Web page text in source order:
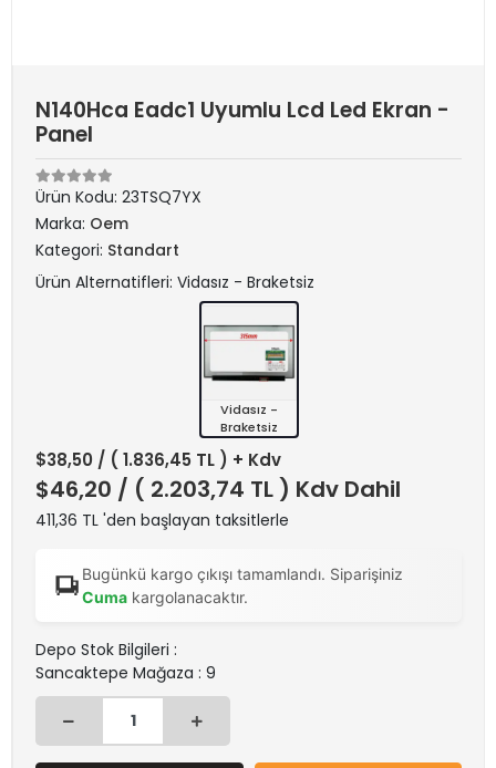
N140Hca Eadc1 Uyumlu Lcd Led Ekran -
Panel
Ürün Kodu: 23TSQ7YX
Marka: Oem
Kategori: Standart
Ürün Alternatifleri: Vidasız - Braketsiz
Vidasız -
Braketsiz
$38,50 / ( 1.836,45 TL ) + Kdv
$46,20 / ( 2.203,74 TL ) Kdv Dahil
411,36 TL 'den başlayan taksitlerle
Bugünkü kargo çıkışı tamamlandı. Siparişiniz
Cumakargolanacaktır.
Depo Stok Bilgileri :
Sancaktepe Mağaza : 9